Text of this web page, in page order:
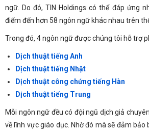
ngữ. Do đó, TIN Holdings có thể đáp ứng
điểm đến hơn 58 ngôn ngữ khác nhau trên
Trong đó, 4 ngôn ngữ được chúng tôi hỗ trợ
Dịch thuật tiếng Anh
Dịch thuật tiếng Nhật
Dịch thuật công chứng tiếng Hàn
Dịch thuật tiếng Trung
Mỗi ngôn ngữ đều có đội ngũ dịch giả
về lĩnh vực giáo dục. Nhờ đó mà sẽ đảm bảo